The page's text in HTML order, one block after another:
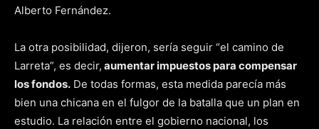
Alberto Fernández.
La otra posibilidad, dijeron, sería seguir “el camino de
Larreta”, es decir, aumentar impuestos para compensar
los fondos. De todas formas, esta medida parecía más
bien una chicana en el fulgor de la batalla que un plan en
estudio. La relación entre el gobierno nacional, los